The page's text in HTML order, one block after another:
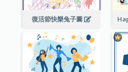
復活節快樂兔子圖